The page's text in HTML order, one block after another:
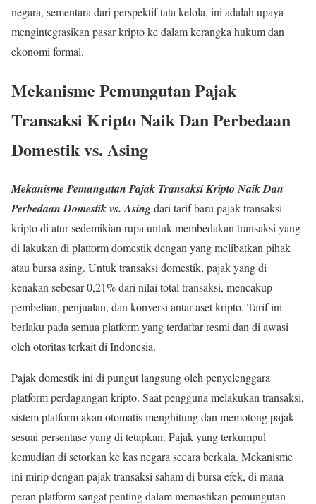
negara, sementara dari perspektif tata kelola, ini adalah upaya
mengintegrasikan pasar kripto ke dalam kerangka hukum dan
ekonomi formal.
Mekanisme PemungutanPajak
Transaksi Kripto NaikDan Perbedaan
Domestik vs. Asing
Mekanisme Pemungutan Pajak Transaksi Kripto Naik Dan
Perbedaan Domestik vs. Asingdari tarif baru pajak transaksi
kripto di atur sedemikian rupa untuk membedakan transaksi yang
di lakukan di platform domestik dengan yang melibatkan pihak
atau bursa asing. Untuk transaksi domestik, pajak yang di
kenakan sebesar 0,21% dari nilai total transaksi, mencakup
pembelian, penjualan, dan konversi antar aset kripto. Tarif ini
berlaku pada semua platform yang terdaftar resmi dan di awasi
oleh otoritas terkait di Indonesia.
Pajak domestik ini di pungut langsung oleh penyelenggara
platform perdagangan kripto. Saat pengguna melakukan transaksi,
sistem platform akan otomatis menghitung dan memotong pajak
sesuai persentase yang di tetapkan. Pajak yang terkumpul
kemudian di setorkan ke kas negara secara berkala. Mekanisme
ini mirip dengan pajak transaksi saham di bursa efek, di mana
peran platform sangat penting dalam memastikan pemungutan